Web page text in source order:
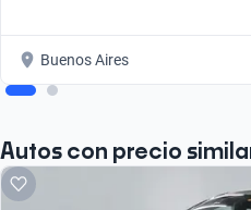
Buenos Aires
Autos con precio